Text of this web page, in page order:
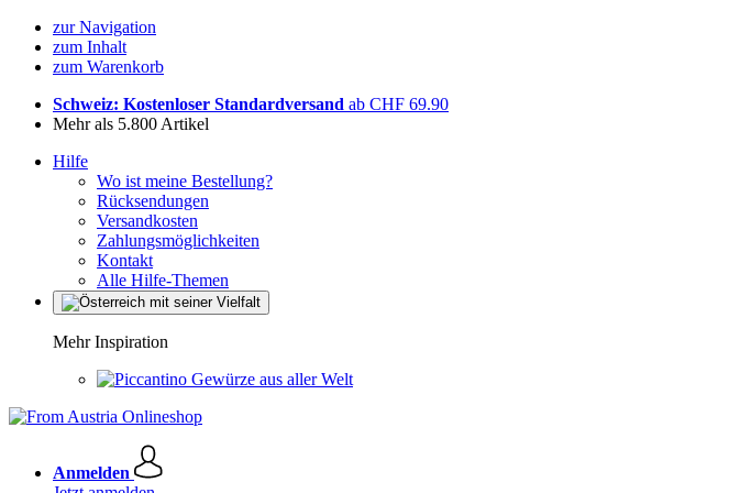
zur Navigation
zum Inhalt
zum Warenkorb
Schweiz: Kostenloser Standardversand ab CHF 69.90
Mehr als 5.800 Artikel
Hilfe
Wo ist meine Bestellung?
Rücksendungen
Versandkosten
Zahlungsmöglichkeiten
Kontakt
Alle Hilfe-Themen
Mehr Inspiration
Gewürze aus aller Welt
Anmelden